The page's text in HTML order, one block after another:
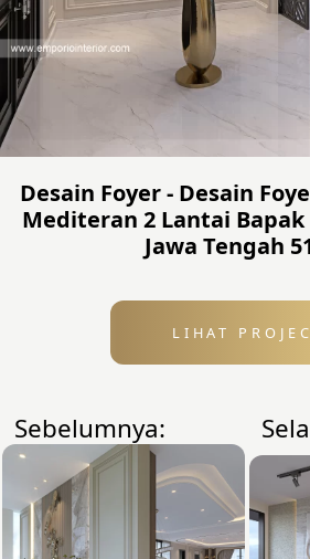
Desain Foyer - Desain
Mediteran 2 Lantai Bapak
Jawa Tengah
LIHAT
Sebelumnya: